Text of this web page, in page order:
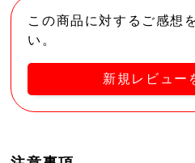
この商品に対するご感想
い。
新規レビュー